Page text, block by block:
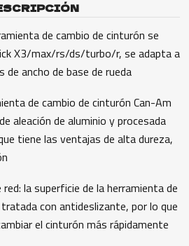
de cambio de cinturón se
X3/max/rs/ds/turbo/r, se adapta a
ancho de base de rueda
de cambio de cinturón Can-Am
aleación de aluminio y procesada
tiene las ventajas de alta dureza,
la superficie de la herramienta de
con antideslizante, por lo que
el cinturón más rápidamente